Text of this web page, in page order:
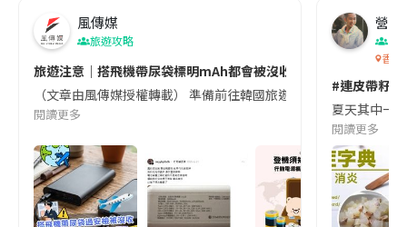
風傳媒
旅遊攻略
旅遊注意｜搭飛機帶尿袋標明mAh都會被沒收😱出發前切記檢查
（文章由風傳媒授權轉載） 準備前往韓國旅遊的民眾，近期要
閱讀更多
營養
香港
#連皮帶籽
夏天其中一
閱讀更多